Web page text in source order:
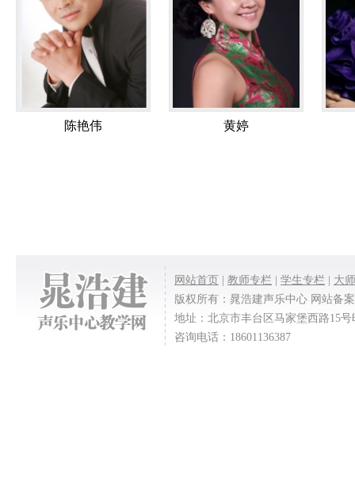
陈艳伟 黄婷
网站首页 教师专栏 学生专栏
大
版权所有：晁浩建声乐中心 网站备
地址：北京市丰台区马家堡西路15
咨询电话：18601136387